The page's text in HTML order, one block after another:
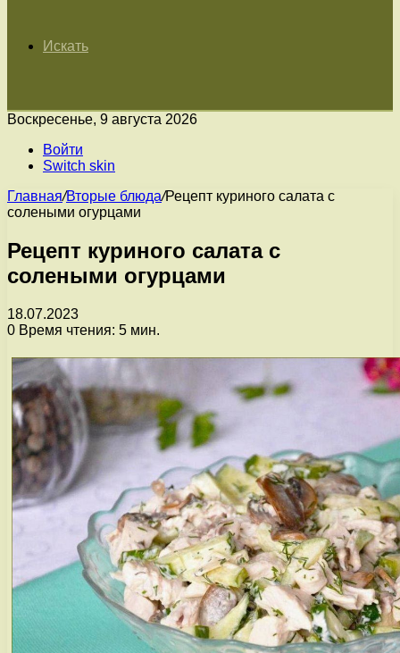
Искать
Воскресенье, 9 августа 2026
Войти
Switch skin
Главная/Вторые блюда/Рецепт куриного салата с
солеными огурцами
Рецепт куриного салата с
солеными огурцами
18.07.2023
0 Время чтения: 5 мин.